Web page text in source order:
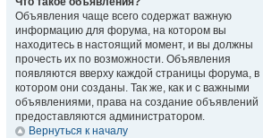
Объявления чаще всего содержат важную
информацию для форума, на котором вы
находитесь в настоящий момент, и вы должны
прочесть их по возможности. Объявления
появляются вверху каждой страницы форума, в
котором они созданы. Так же, как и с важными
объявлениями, права на создание объявлений
предоставляются администратором.
Вернуться к началу